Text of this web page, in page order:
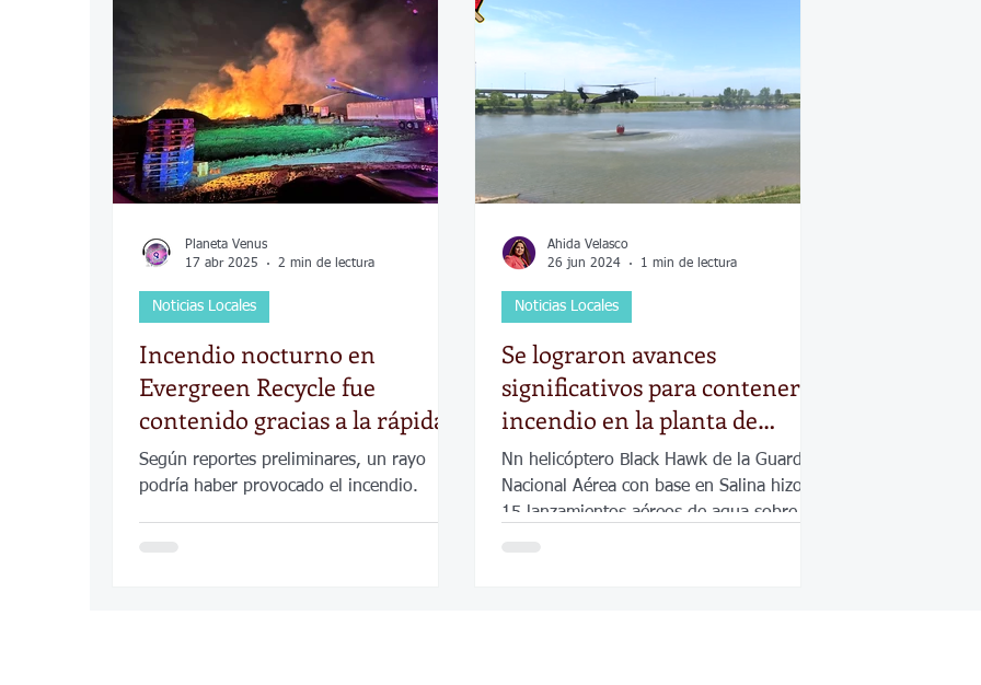
Incendio nocturno en
Evergreen Recycle fue
contenido gracias a la rápida
respuesta y la lluvia
Según reportes preliminares, un rayo
podría haber provocado el incendio.
Noticias Locales
Planeta Venus
17 abr 2025
2 min de lectura
Se lograron avances
significativos para contener el
incendio en la planta de
reciclaje de Park City
Nn helicóptero Black Hawk de la Guardia
Nacional Aérea con base en Salina hizo
15 lanzamientos aéreos de agua sobre el
Noticias Locales
Ahida Velasco
26 jun 2024
1 min de lectura